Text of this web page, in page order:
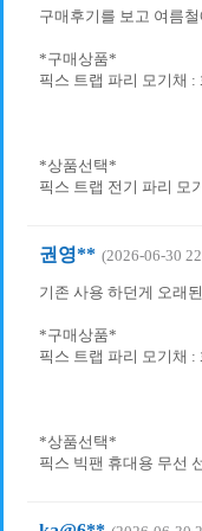
구매후기를 보고 여름
*구매상품*
픽스 트랩 파리 모기채 :
*상품선택*
픽스 트랩 전기 파리 모
권영** (2026-06-30
기존 사용 하던게 오래
*구매상품*
픽스 트랩 파리 모기채 :
*상품선택*
픽스 빅팬 휴대용 무선